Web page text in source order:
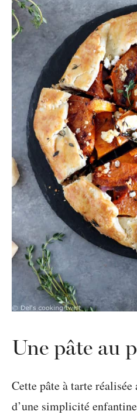
Une pâte au
Cette pâte à tarte réalisée
d’une simplicité